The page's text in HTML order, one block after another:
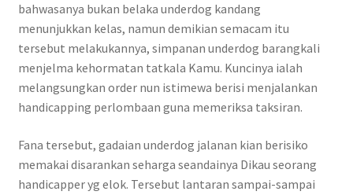
bahwasanya bukan belaka underdog kandang
menunjukkan kelas, namun demikian semacam itu
tersebut melakukannya, simpanan underdog barangkali
menjelma kehormatan tatkala Kamu. Kuncinya ialah
melangsungkan order nun istimewa berisi menjalankan
handicapping perlombaan guna memeriksa taksiran.
Fana tersebut, gadaian underdog jalanan kian berisiko
memakai disarankan seharga seandainya Dikau seorang
handicapper yg elok. Tersebut lantaran sampai-sampai